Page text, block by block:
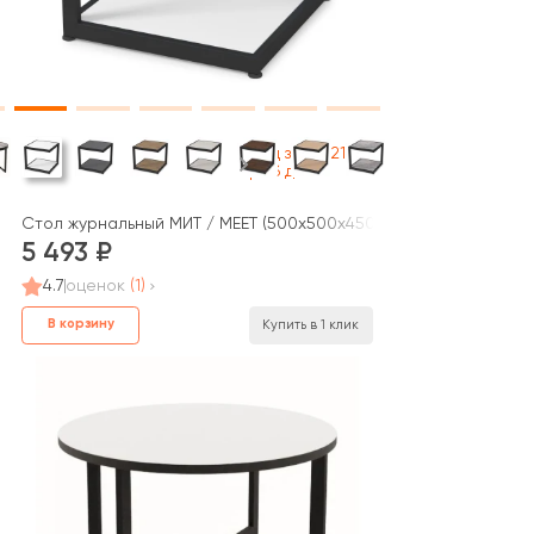
Под заказ 21
раб дней
Стол журнальный МИТ / MEET (500x500x450)
5 493
4.7 оценок (1)
В корзину Купить в 1 клик